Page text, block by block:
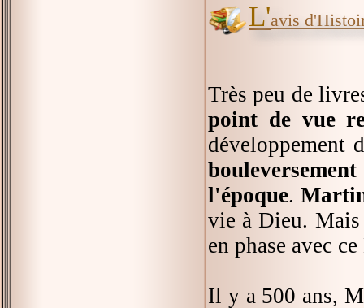
L'avis
Très peu de
point de vue
développement
l'époque.
vie à Dieu. Mais
en phase avec
Il y a 500 ans,